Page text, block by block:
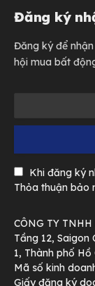
Đăng ký
Đăng ký để
hội mua bất
Khi đăng ký
Thỏa thuận bảo
CÔNG TY TNHH
Tầng 12, Saigon
1, Thành phố Hồ
Mã số kinh
Giấy đăng ký